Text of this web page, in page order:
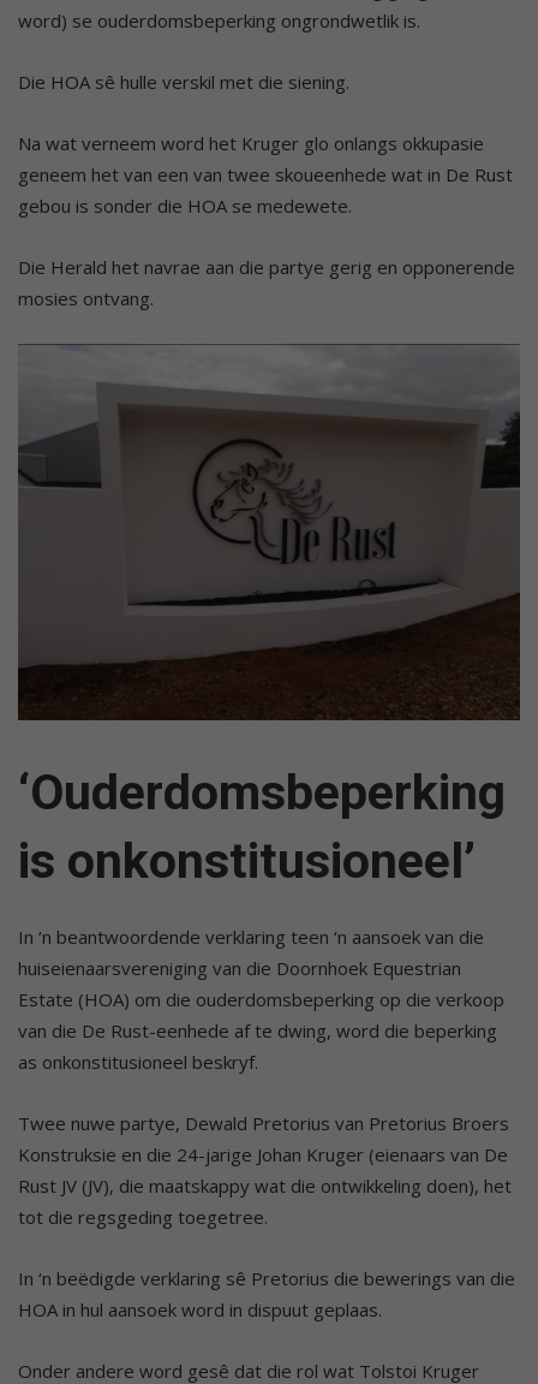
word) se ouderdomsbeperking ongrondwetlik is.
Die HOA sê hulle verskil met die siening.
Na wat verneem word het Kruger glo onlangs okkupasie
geneem het van een van twee skoueenhede wat in De Rust
gebou is sonder die HOA se medewete.
Die Herald het navrae aan die partye gerig en opponerende
mosies ontvang.
‘Ouderdomsbeperking
is onkonstitusioneel’
In ‘n beantwoordende verklaring teen ‘n aansoek van die
huiseienaarsvereniging van die Doornhoek Equestrian
Estate (HOA) om die ouderdomsbeperking op die verkoop
van die De Rust-eenhede af te dwing, word die beperking
as onkonstitusioneel beskryf.
Twee nuwe partye, Dewald Pretorius van Pretorius Broers
Konstruksie en die 24-jarige Johan Kruger (eienaars van De
Rust JV (JV), die maatskappy wat die ontwikkeling doen), het
tot die regsgeding toegetree.
In ‘n beëdigde verklaring sê Pretorius die bewerings van die
HOA in hul aansoek word in dispuut geplaas.
Onder andere word gesê dat die rol wat Tolstoi Kruger